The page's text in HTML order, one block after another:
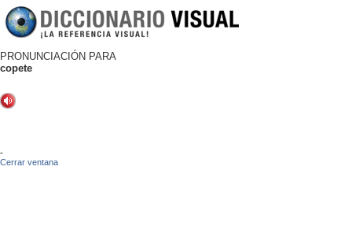
PRONUNCIACIÓN PARA
copete
-
Cerrar ventana